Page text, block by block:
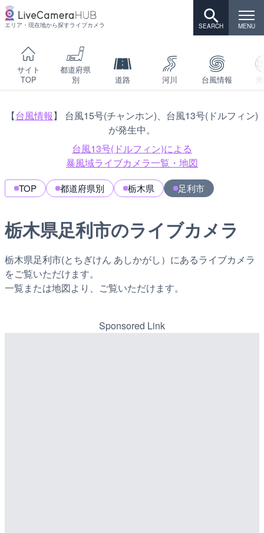
エリア・現在地から探すライブカメラ
サイト
TOP
都道府県
別
道路 河川 台風情報
【台風情報】 台風15号(チャンホン)、台風13号(ドルフィン)
が発生中。
台風13号(ドルフィン)による
暴風域ライブカメラ一覧・地図
TOP 都道府県別 栃木県 足利市
栃木県足利市のライブカメラ
栃木県足利市(とちぎけん あしかがし）にあるライブカメラ
をご覧いただけます。
一覧または地図より、ご覧いただけます。
Sponsored Link